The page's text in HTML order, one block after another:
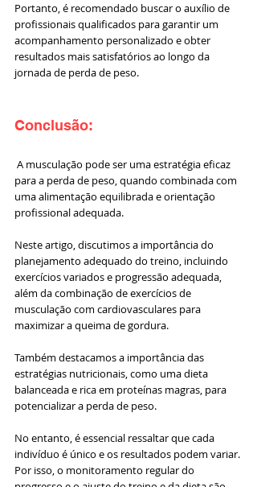
Portanto, é recomendado buscar o auxílio de
profissionais qualificados para garantir um
acompanhamento personalizado e obter
resultados mais satisfatórios ao longo da
jornada de perda de peso.
Conclusão:
para a perda de peso, quando combinada com
uma alimentação equilibrada e orientação
profissional adequada.
Neste artigo, discutimos a importância do
planejamento adequado do treino, incluindo
exercícios variados e progressão adequada,
além da combinação de exercícios de
musculação com cardiovasculares para
maximizar a queima de gordura.
Também destacamos a importância das
estratégias nutricionais, como uma dieta
balanceada e rica em proteínas magras, para
potencializar a perda de peso.
No entanto, é essencial ressaltar que cada
indivíduo é único e os resultados podem variar.
Por isso, o monitoramento regular do